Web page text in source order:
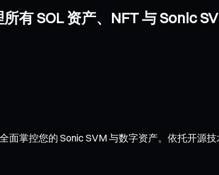
有 SOL 资产、NFT 与 Sonic
掌控您的 Sonic SVM 与数字资产。依托开源